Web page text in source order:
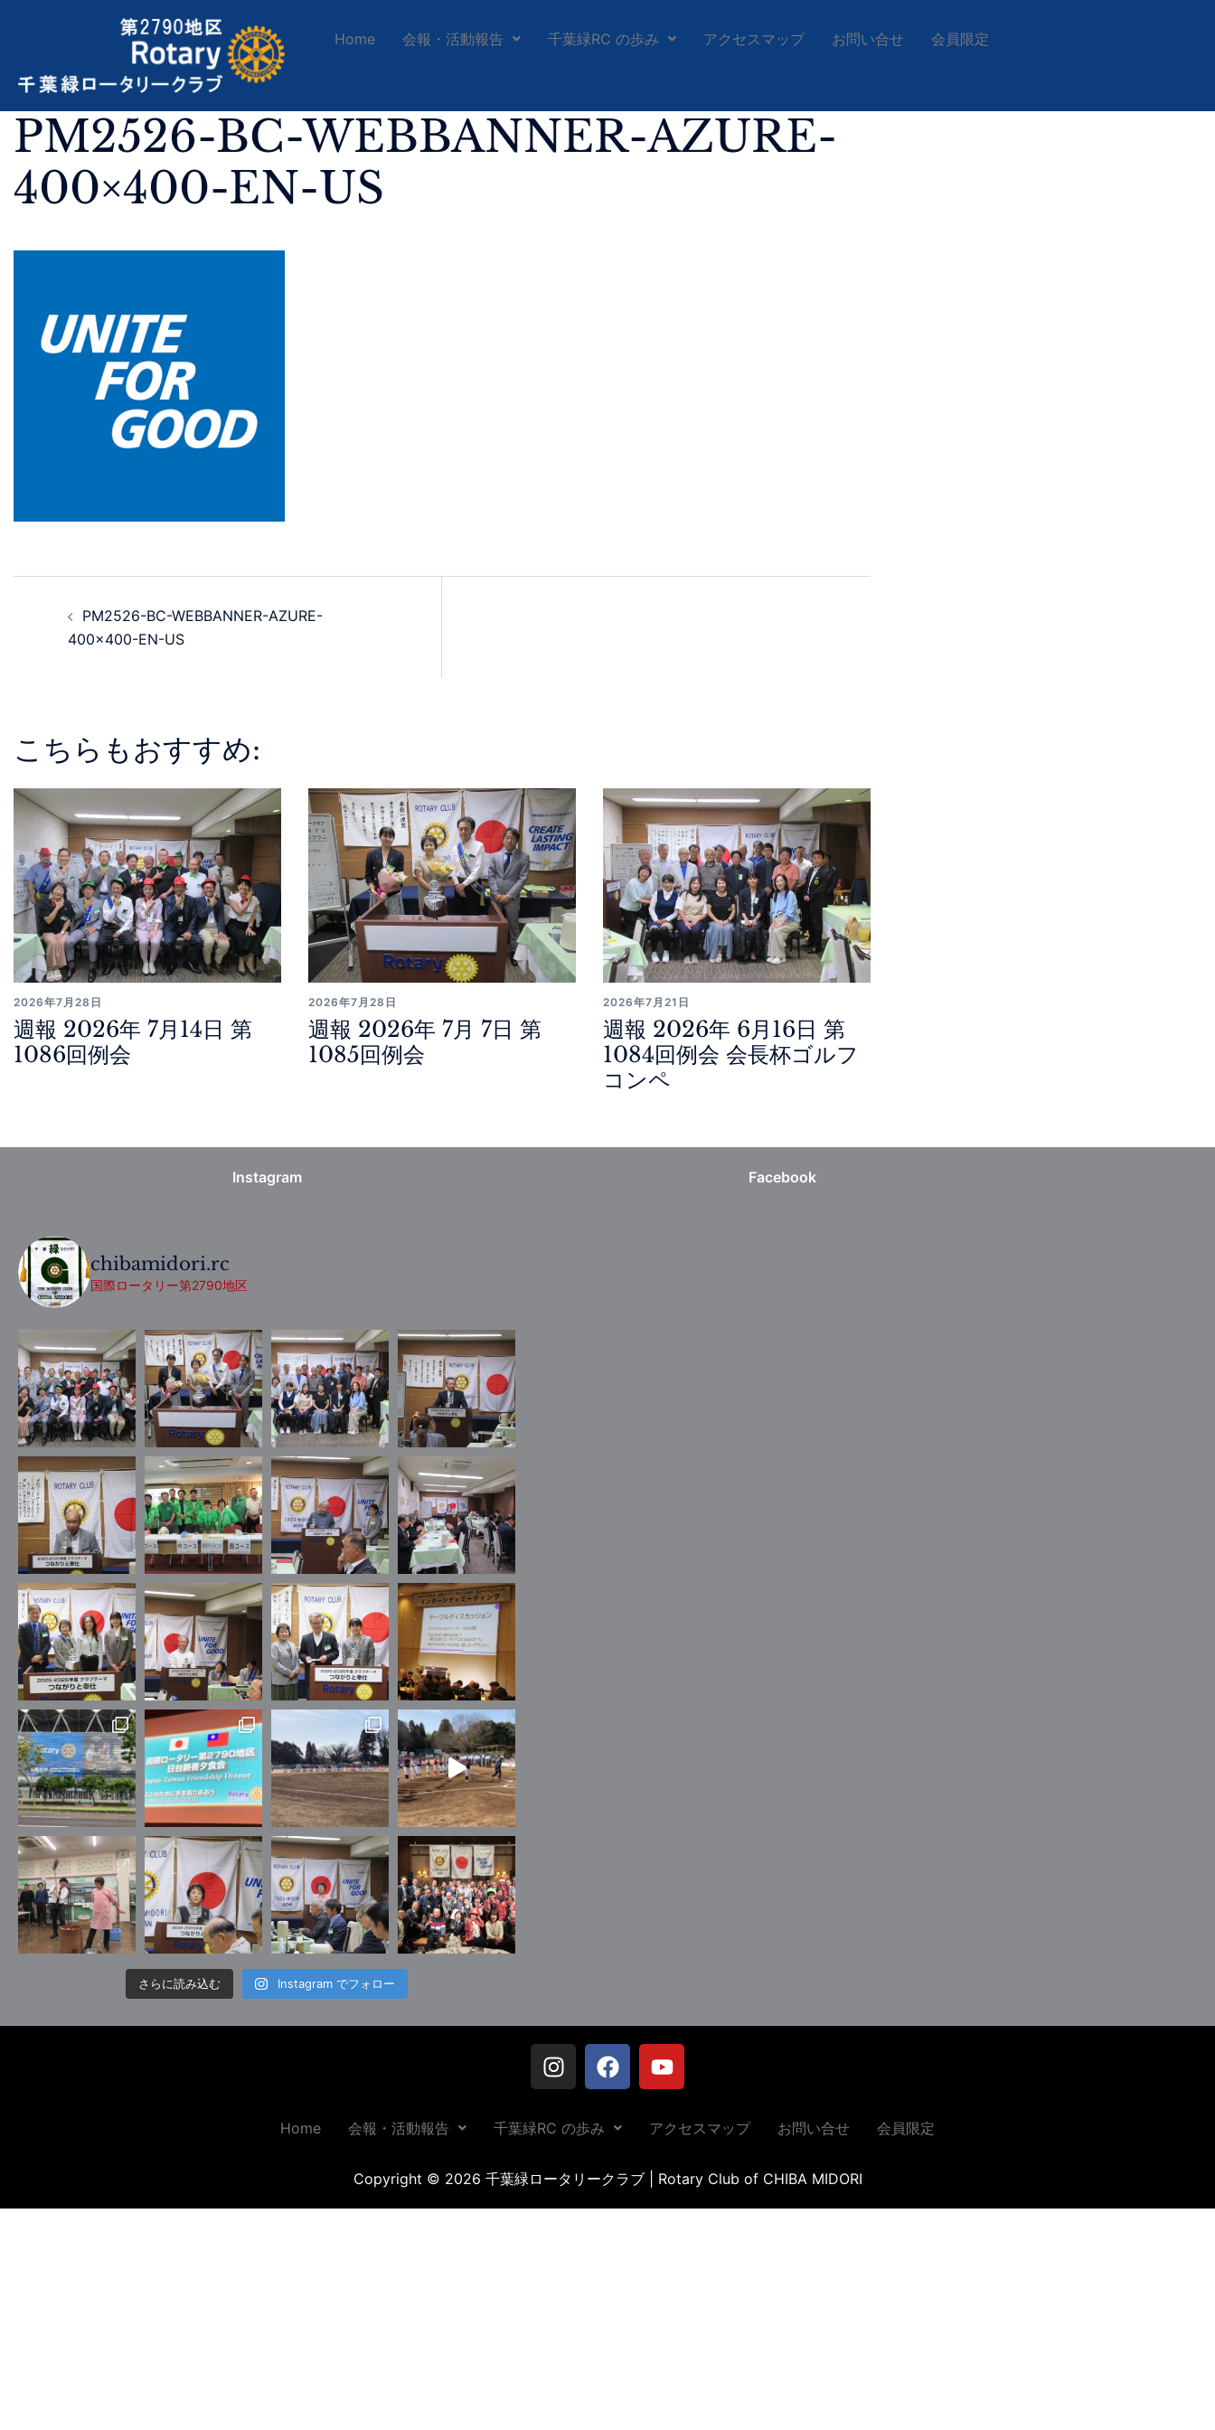
Home 会報・活動報告 千葉緑RC の歩み アクセスマップ お問い合せ 会員限定
PM2526-BC-WEBBANNER-AZURE-
400×400-EN-US
PM2526-BC-WEBBANNER-AZURE-
400×400-EN-US
こちらもおすすめ:
2026年7月28日
週報 2026年 7月14日 第
1086回例会
2026年7月28日
週報 2026年 7月 7日 第
1085回例会
2026年7月21日
週報 2026年 6月16日 第
1084回例会 会長杯ゴルフ
コンペ
Instagram
chibamidori.rc
国際ロータリー第2790地区
さらに読み込む Instagram でフォロー
Facebook
Home 会報・活動報告 千葉緑RC の歩み アクセスマップ お問い合せ 会員限定
Copyright © 2026 千葉緑ロータリークラブ | Rotary Club of CHIBA MIDORI